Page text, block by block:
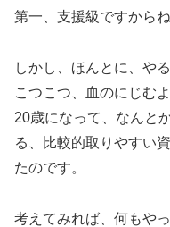
第一、支援級ですから
しかし、ほんとに、や
こつこつ、血のにじむ
20歳になって、なんと
る、比較的取りやすい
たのです。
考えてみれば、何もや